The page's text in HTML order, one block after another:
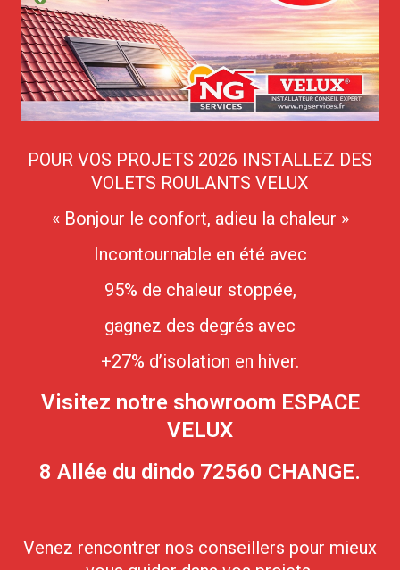
POUR VOS PROJETS 2026 INSTALLEZ DES
VOLETS ROULANTS VELUX
« Bonjour le confort, adieu la chaleur »
Incontournable en été avec
95% de chaleur stoppée,
gagnez des degrés avec
+27% d’isolation en hiver.
Visitez notre showroom ESPACE
VELUX
8 Allée du dindo 72560 CHANGE.
Venez rencontrer nos conseillers pour mieux